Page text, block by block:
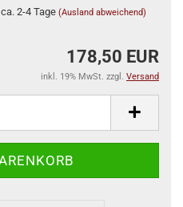
ca. 2-4 Tage (Ausland abweichend)
178,50 EUR
inkl. 19% MwSt. zzgl. Versand